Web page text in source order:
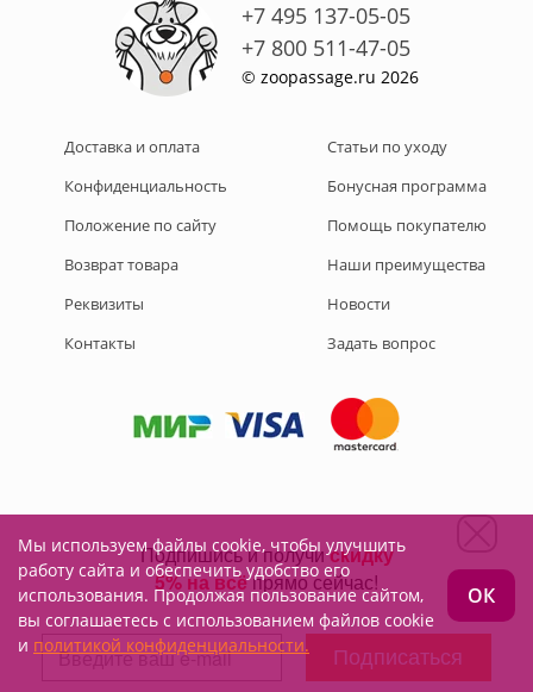
+7 495 137-05-05
+7 800 511-47-05
© zoopassage.ru 2026
Доставка и оплата
Конфиденциальность
Положение по сайту
Возврат товара
Реквизиты
Контакты
Статьи по уходу
Бонусная программа
Помощь покупателю
Наши преимущества
Новости
Задать вопрос
Подписывайтесь на нас:
Мы используем файлы cookie, чтобы улучшить
работу сайта и обеспечить удобство его
использования. Продолжая пользование сайтом,
вы соглашаетесь с использованием файлов cookie
и политикой конфиденциальности.
ОК